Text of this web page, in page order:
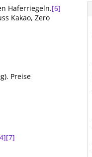
Haferriegeln.[6]
Kakao, Zero
Preise
[7]